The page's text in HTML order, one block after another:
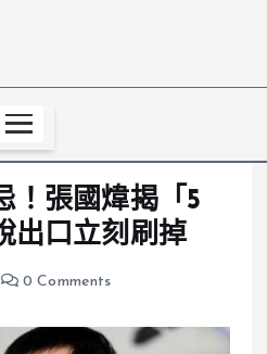
！張國煒揭「5
口立刻刷掉
0 Comments